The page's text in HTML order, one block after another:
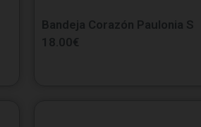
Bandeja Corazón Paulonia S
18.00€